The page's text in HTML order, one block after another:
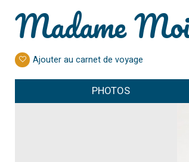
Madame
Ajouter au carnet de voyage
PHOTOS